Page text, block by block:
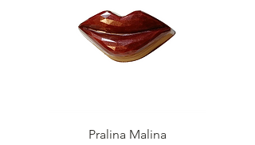
Pralina Malina